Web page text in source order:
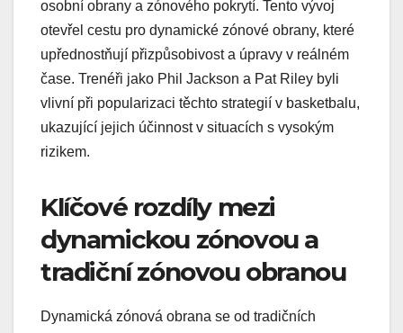
osobní obrany a zónového pokrytí. Tento vývoj
otevřel cestu pro dynamické zónové obrany, které
upřednostňují přizpůsobivost a úpravy v reálném
čase. Trenéři jako Phil Jackson a Pat Riley byli
vlivní při popularizaci těchto strategií v basketbalu,
ukazující jejich účinnost v situacích s vysokým
rizikem.
Klíčové rozdíly mezi
dynamickou zónovou a
tradiční zónovou obranou
Dynamická zónová obrana se od tradičních